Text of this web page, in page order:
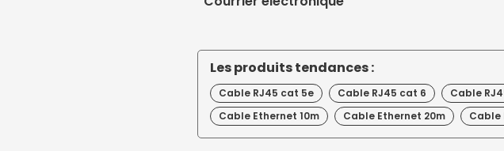
Les produits tendances :
Cable RJ45 cat 5e Cable RJ45 cat 6 Cable
Cable Ethernet 10m
Cable Ethernet 20m Cable